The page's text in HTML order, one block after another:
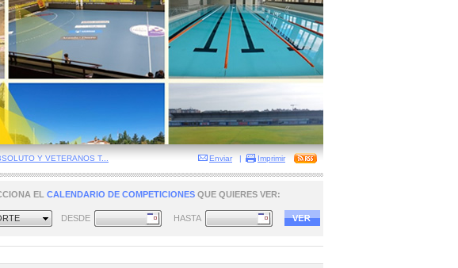
Y VETERANOS T... Enviar | Imprimir
EL CALENDARIO DE COMPETICIONES QUE QUIERES VER:
DESDE HASTA